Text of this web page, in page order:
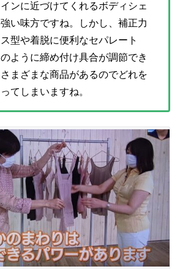
ンに近づけてくれるボディシェ
い味方ですね。しかし、補正力
型や着脱に便利なセパレート
ように締め付け具合が調節でき
まざまな商品があるのでどれを
てしまいますね。